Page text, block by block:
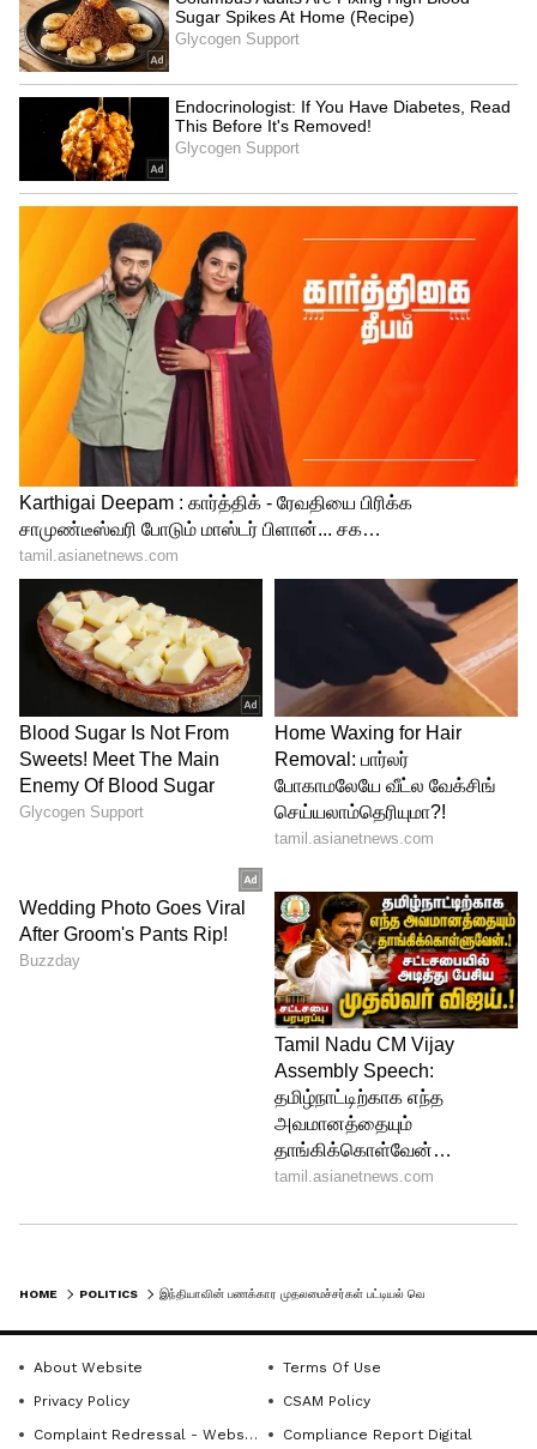
முதலமைச்சர் என். சந்திரபாபு நாயுடு ரூ.931
கோடி சொத்துக்களுடன் நாட்டின்
இரண்டாவது பெரும் பணக்கார
முதலமைச்சராக உள்ளார்.
அதேபோல, அண்மையில் நடந்த தேர்தலில்
களம் கண்டு தமிழக முதலமைச்சராகப்
பொறுப்பேற்றுள்ள சி. ஜோசப் விஜய், ரூ.648
கோடி (சில அறிக்கைகளில் ரூ.624 கோடி
எனக் குறிப்பிடப்பட்டுள்ளது)
சொத்துக்களுடன் இந்தியாவின்
மூன்றாவது பெரும் பணக்கார
முதலமைச்சராகப் பட்டியலிடப்பட்டுள்ளார்.
இவரது சொத்துக்களில் ரூ.313 கோடிக்கும்
அதிகமான தொகை வங்கி வைப்பு நிதியாக
மட்டுமே வைக்கப்பட்டுள்ளது
குறிப்பிடத்தக்கது.
இதற்கு முன் கடந்த 2025 ஆம் ஆண்டு
ஏடிஆர் (ADR) வெளியிட்ட பட்டியலில்,
அருணாச்சல பிரதேச முதலமைச்சர் பெமா
காண்டு (ரூ.332 கோடி) மற்றும்
கர்நாடகாவின் முன்னாள் முதலமைச்சர்
சித்தராமையா ஆகியோர் முன்னிலையில்
இருந்தனர். ஆனால் தற்போதைய புதிய
அரசியல் மாற்றங்களுக்குப் பிறகு,
இந்தியாவின் டாப்-3 பணக்கார
முதலமைச்சர்களாக டி.கே. சிவக்குமார்
(கர்நாடகா), சந்திரபாபு நாயுடு (ஆந்திரா)
மற்றும் விஜய் (தமிழ்நாடு) ஆகிய
தென்னிந்திய தலைவர்களே ஆதிக்கம்
HOME POLITICS
About Website
Terms Of Use
Privacy Policy
CSAM Policy
Complaint Redressal - Website
Compliance Report Digital